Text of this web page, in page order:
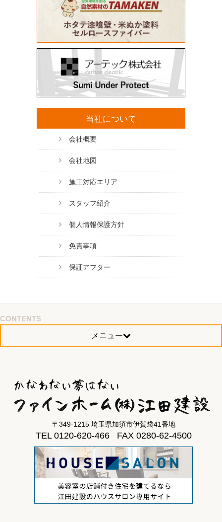
当社について
会社概要
会社地図
施工対応エリア
スタッフ紹介
個人情報保護方針
免責事項
保証アフター
CONTENTS
メニュー
〒349-1215 埼玉県加須市伊賀袋41番地
TEL 0120-620-466 FAX 0280-62-4500